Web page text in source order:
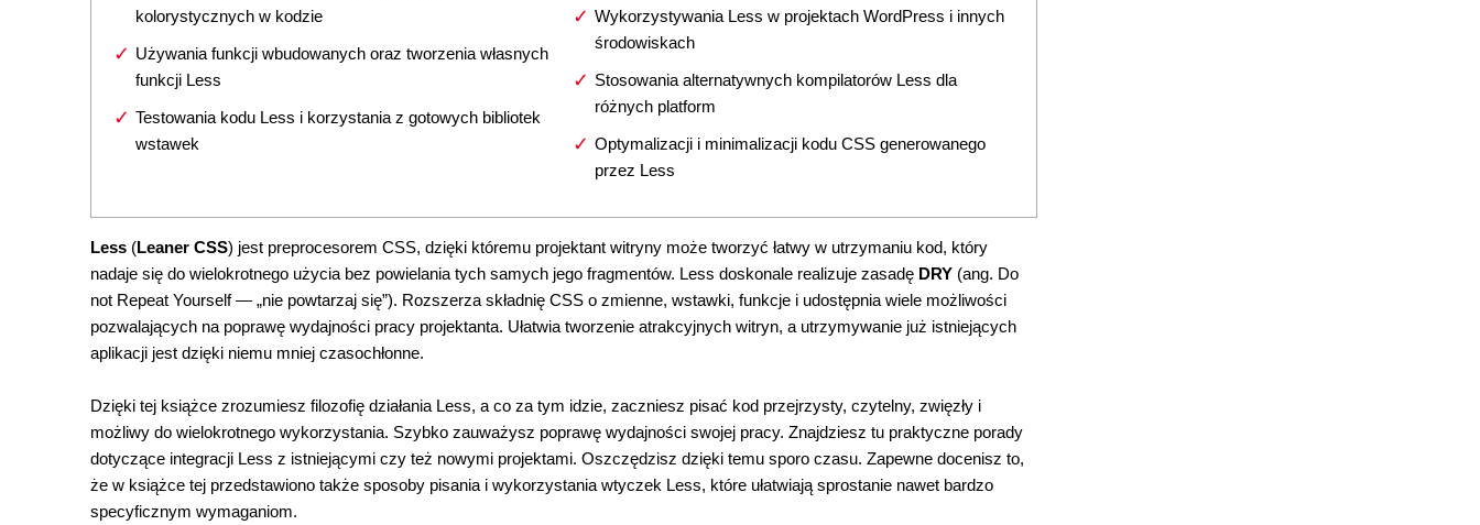
kolorystycznych w kodzie
Używania funkcji wbudowanych oraz tworzenia własnych
funkcji Less
Testowania kodu Less i korzystania z gotowych bibliotek
wstawek
Wykorzystywania Less w projektach WordPress i innych
środowiskach
Stosowania alternatywnych kompilatorów Less dla
różnych platform
Optymalizacji i minimalizacji kodu CSS generowanego
przez Less
Less (Leaner CSS) jest preprocesorem CSS, dzięki któremu projektant witryny może tworzyć łatwy w utrzymaniu kod, który
nadaje się do wielokrotnego użycia bez powielania tych samych jego fragmentów. Less doskonale realizuje zasadę DRY (ang. Do
not Repeat Yourself — „nie powtarzaj się”). Rozszerza składnię CSS o zmienne, wstawki, funkcje i udostępnia wiele możliwości
pozwalających na poprawę wydajności pracy projektanta. Ułatwia tworzenie atrakcyjnych witryn, a utrzymywanie już istniejących
aplikacji jest dzięki niemu mniej czasochłonne.
Dzięki tej książce zrozumiesz filozofię działania Less, a co za tym idzie, zaczniesz pisać kod przejrzysty, czytelny, zwięzły i
możliwy do wielokrotnego wykorzystania. Szybko zauważysz poprawę wydajności swojej pracy. Znajdziesz tu praktyczne porady
dotyczące integracji Less z istniejącymi czy też nowymi projektami. Oszczędzisz dzięki temu sporo czasu. Zapewne docenisz to,
że w książce tej przedstawiono także sposoby pisania i wykorzystania wtyczek Less, które ułatwiają sprostanie nawet bardzo
specyficznym wymaganiom.